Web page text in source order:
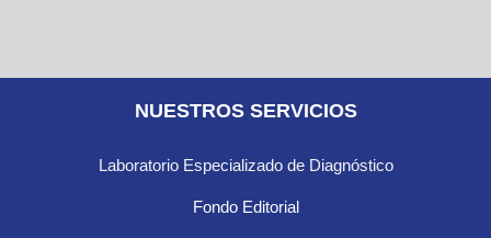
NUESTROS SERVICIOS
Laboratorio Especializado de Diagnóstico
Fondo Editorial